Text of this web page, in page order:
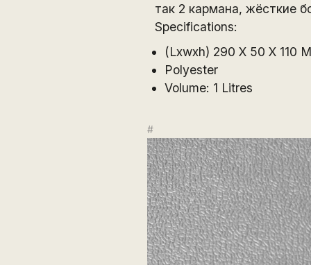
так 2 кармана, жёсткие
Specifications:
(Lxwxh) 290 X 50 X 110
Polyester
Volume: 1 Litres
#